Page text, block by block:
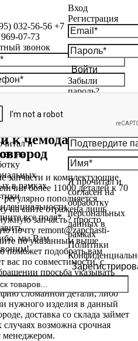
032-56-56 +7
07-73
звонок
и
на
в рамках
все поля*
мы Вам
Вход
Регистрация
Войти
Забыли
пароль?
Я прочитал и
согласен на
обработку
персональных
данных в
рамках
Политики
к чемоданам в
запчасти и комплектующие
более 11000 деталей к 70
пополняется
на сайте отражена лишь
запчасть? просто
почту remont@zapchasti-
по указанным выше
поможет подобрать вам
вас по совместимости, с
просьба указывать
вашего чемодана. Так же
сломанной детали, либо
нужного изделия в данный
доставка со склада займет
возможна срочная
менеджером.